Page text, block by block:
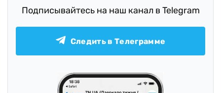
Подписывайтесь на наш канал в Telegram
Следить в Телеграмме